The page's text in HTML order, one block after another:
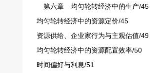
第六章 均匀轮转经济中的生产/45
均匀轮转经济中的资源定价/45
资源供给、企业家行为与主观估值/49
均匀轮转经济中的资源配置效率/50
时间偏好与利息/51